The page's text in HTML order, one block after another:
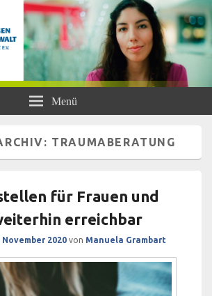
Häusliche Gewalt
Diepholz, Beratungsstellen für Frauen und
Mädchen, BISS
Menü
TRAUMABERATUNG
für Frauen und
erreichbar
November 2020 von Manuela Grambart